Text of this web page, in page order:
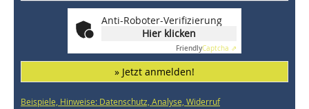
Anti-Roboter-Verifizierung
Hier klicken
FriendlyCaptcha ⇗
» Jetzt anmelden!
Beispiele, Hinweise: Datenschutz, Analyse, Widerruf